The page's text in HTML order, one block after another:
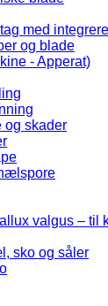
med
og blade
- Apperat)
og skader
valgus – til
sko og såler